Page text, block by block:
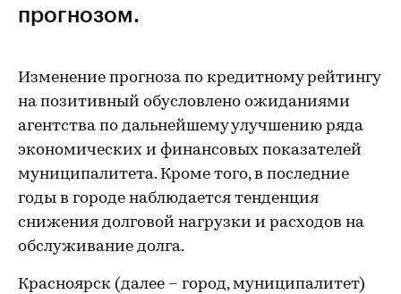
прогнозом.
Изменение прогноза по кредитному рейтингу
на позитивный обусловлено ожиданиями
агентства по дальнейшему улучшению ряда
экономических и финансовых показателей
муниципалитета. Кроме того, в последние
годы в городе наблюдается тенденция
снижения долговой нагрузки и расходов на
обслуживание долга.
Красноярск (далее – город, муниципалитет)